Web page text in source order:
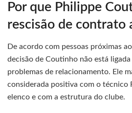
Por que Philippe
rescisão de contrato
De acordo com pessoas próximas
decisão de Coutinho não está
problemas de relacionamento. Ele
considerada positiva com o técnico
elenco e com a estrutura do clube.